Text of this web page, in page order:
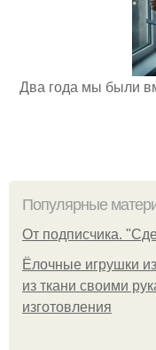
Два года мы были
Популярные
От подписчика.
Ёлочные игрушки
из ткани своими
изготовления